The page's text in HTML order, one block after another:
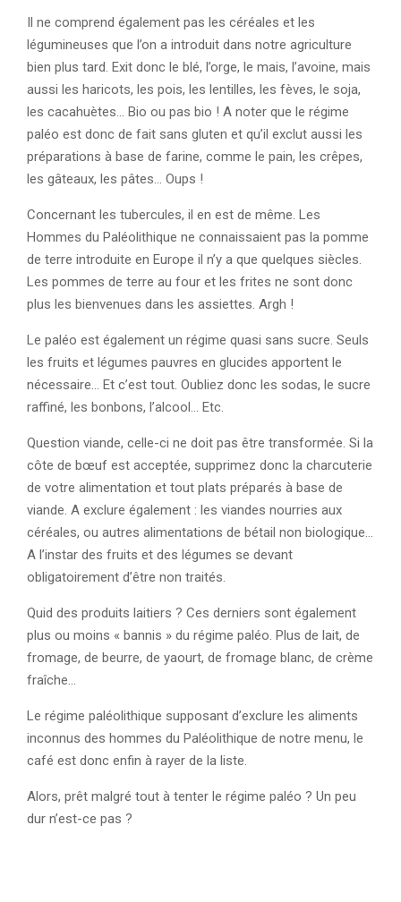
Il ne comprend également pas les céréales et les
légumineuses que l’on a introduit dans notre agriculture
bien plus tard. Exit donc le blé, l’orge, le mais, l’avoine, mais
aussi les haricots, les pois, les lentilles, les fèves, le soja,
les cacahuètes… Bio ou pas bio ! A noter que le régime
paléo est donc de fait sans gluten et qu’il exclut aussi les
préparations à base de farine, comme le pain, les crêpes,
les gâteaux, les pâtes… Oups !
Concernant les tubercules, il en est de même. Les
Hommes du Paléolithique ne connaissaient pas la pomme
de terre introduite en Europe il n’y a que quelques siècles.
Les pommes de terre au four et les frites ne sont donc
plus les bienvenues dans les assiettes. Argh !
Le paléo est également un régime quasi sans sucre. Seuls
les fruits et légumes pauvres en glucides apportent le
nécessaire… Et c’est tout. Oubliez donc les sodas, le sucre
raffiné, les bonbons, l’alcool… Etc.
Question viande, celle-ci ne doit pas être transformée. Si la
côte de bœuf est acceptée, supprimez donc la charcuterie
de votre alimentation et tout plats préparés à base de
viande. A exclure également : les viandes nourries aux
céréales, ou autres alimentations de bétail non biologique…
A l’instar des fruits et des légumes se devant
obligatoirement d’être non traités.
Quid des produits laitiers ? Ces derniers sont également
plus ou moins « bannis » du régime paléo. Plus de lait, de
fromage, de beurre, de yaourt, de fromage blanc, de crème
fraîche…
Le régime paléolithique supposant d’exclure les aliments
inconnus des hommes du Paléolithique de notre menu, le
café est donc enfin à rayer de la liste.
Alors, prêt malgré tout à tenter le régime paléo ? Un peu
dur n’est-ce pas ?